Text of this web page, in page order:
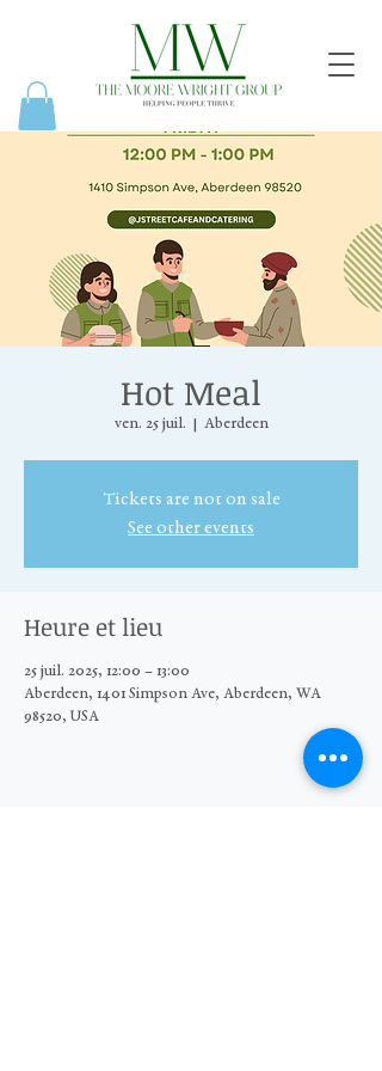
Hot Meal
ven. 25 juil.
  |
Aberdeen
Tickets are not on sale
See other events
Heure et lieu
25 juil. 2025, 12:00 – 13:00
Aberdeen, 1401 Simpson Ave, Aberdeen, WA
98520, USA